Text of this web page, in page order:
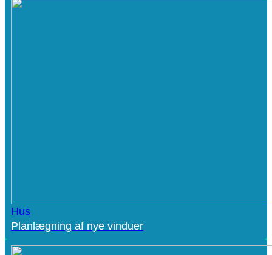
Hus
Planlægning af nye vinduer